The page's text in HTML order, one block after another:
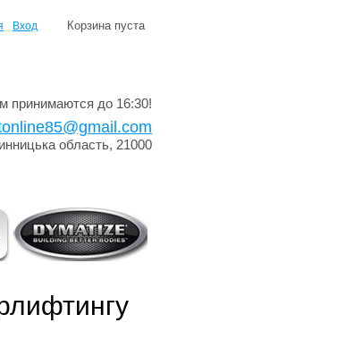
Корзина пуста
Вход
принимаются до 16:30!
область, 21000